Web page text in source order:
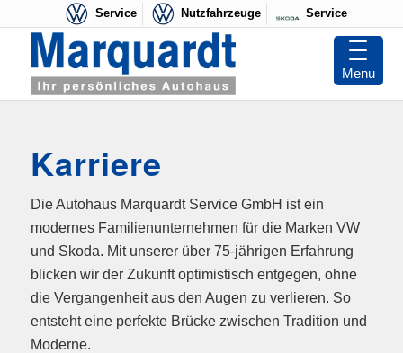
Service Nutzfahrzeuge Service
Karriere
Die Autohaus Marquardt Service GmbH ist ein
modernes Familienunternehmen für die Marken VW
und Skoda. Mit unserer über 75-jährigen Erfahrung
blicken wir der Zukunft optimistisch entgegen, ohne
die Vergangenheit aus den Augen zu verlieren. So
entsteht eine perfekte Brücke zwischen Tradition und
Moderne.
Menu